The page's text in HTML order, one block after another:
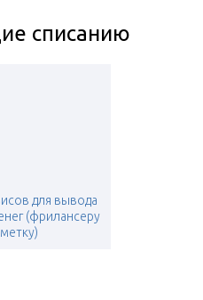
списанию
для вывода
(фрилансеру